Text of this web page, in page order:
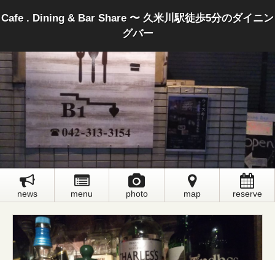
Cafe . Dining & Bar Share 〜 久米川駅徒歩5分のダイニン
グバー
news menu photo map reserve